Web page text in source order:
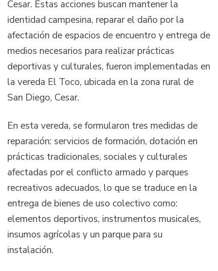
Cesar. Estas acciones buscan mantener la
identidad campesina, reparar el daño por la
afectación de espacios de encuentro y entrega de
medios necesarios para realizar prácticas
deportivas y culturales, fueron implementadas en
la vereda El Toco, ubicada en la zona rural de
San Diego, Cesar.
En esta vereda, se formularon tres medidas de
reparación: servicios de formación, dotación en
prácticas tradicionales, sociales y culturales
afectadas por el conflicto armado y parques
recreativos adecuados, lo que se traduce en la
entrega de bienes de uso colectivo como:
elementos deportivos, instrumentos musicales,
insumos agrícolas y un parque para su
instalación.